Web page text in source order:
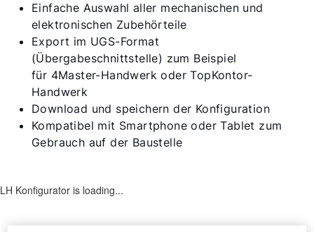
Einfache Auswahl aller mechanischen und
elektronischen Zubehörteile
Export im UGS-Format
(Übergabeschnittstelle) zum Beispiel
für 4Master-Handwerk oder TopKontor-
Handwerk
Download und speichern der Konfiguration
Kompatibel mit Smartphone oder Tablet zum
Gebrauch auf der Baustelle
Werkskundendienst
So erreichen Sie uns
Downloads
Tools
Wichtige Links